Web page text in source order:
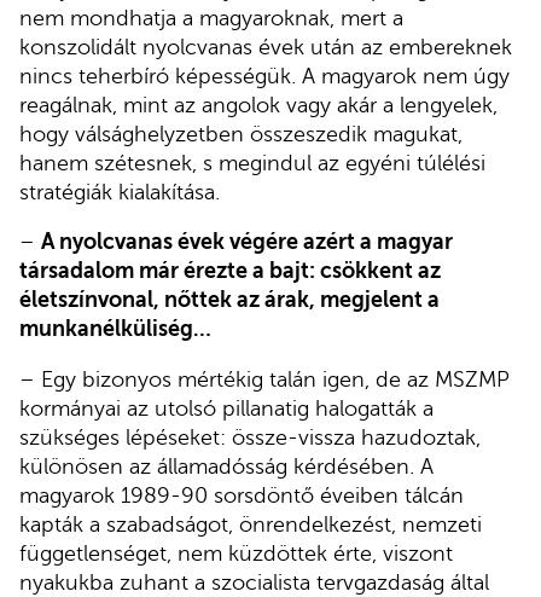
nem mondhatja a magyaroknak, mert a
konszolidált nyolcvanas évek után az embereknek
nincs teherbíró képességük. A magyarok nem úgy
reagálnak, mint az angolok vagy akár a lengyelek,
hogy válsághelyzetben összeszedik magukat,
hanem szétesnek, s megindul az egyéni túlélési
stratégiák kialakítása.
– A nyolcvanas évek végére azért a magyar
társadalom már érezte a bajt: csökkent az
életszínvonal, nőttek az árak, megjelent a
munkanélküliség…
– Egy bizonyos mértékig talán igen, de az MSZMP
kormányai az utolsó pillanatig halogatták a
szükséges lépéseket: össze-vissza hazudoztak,
különösen az államadósság kérdésében. A
magyarok 1989-90 sorsdöntő éveiben tálcán
kapták a szabadságot, önrendelkezést, nemzeti
függetlenséget, nem küzdöttek érte, viszont
nyakukba zuhant a szocialista tervgazdaság által